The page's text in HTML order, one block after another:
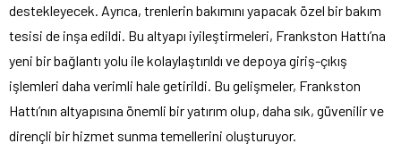
destekleyecek. Ayrıca, trenlerin bakımını yapacak özel bir bakım
tesisi de inşa edildi. Bu altyapı iyileştirmeleri, Frankston Hattı’na
yeni bir bağlantı yolu ile kolaylaştırıldı ve depoya giriş-çıkış
işlemleri daha verimli hale getirildi. Bu gelişmeler, Frankston
Hattı’nın altyapısına önemli bir yatırım olup, daha sık, güvenilir ve
dirençli bir hizmet sunma temellerini oluşturuyor.